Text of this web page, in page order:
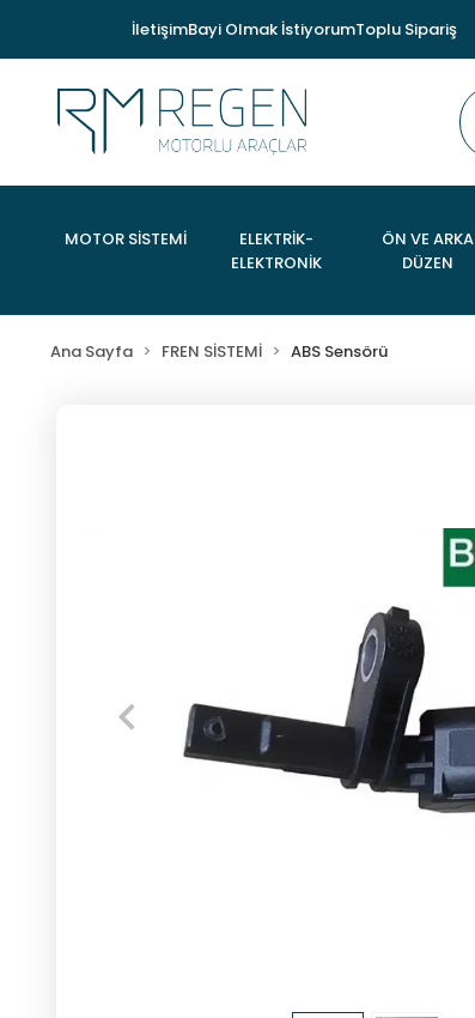
İletişimBayi Olmak İstiyorumToplu Sipariş
MOTOR SİSTEMİ
ELEKTRİK-
ELEKTRONİK
ÖN VE ARKA
DÜZEN
Ana Sayfa FREN SİSTEMİ ABS Sensörü